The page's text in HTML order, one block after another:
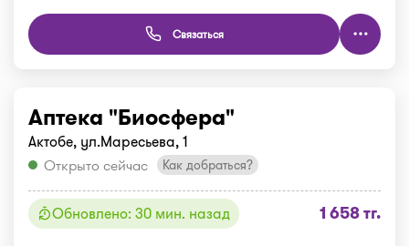
Связаться
Аптека "Биосфера"
Актобе, ул.Маресьева, 1
Открыто сейчас
Как добраться?
Обновлено: 30 мин. назад 1 658 тг.